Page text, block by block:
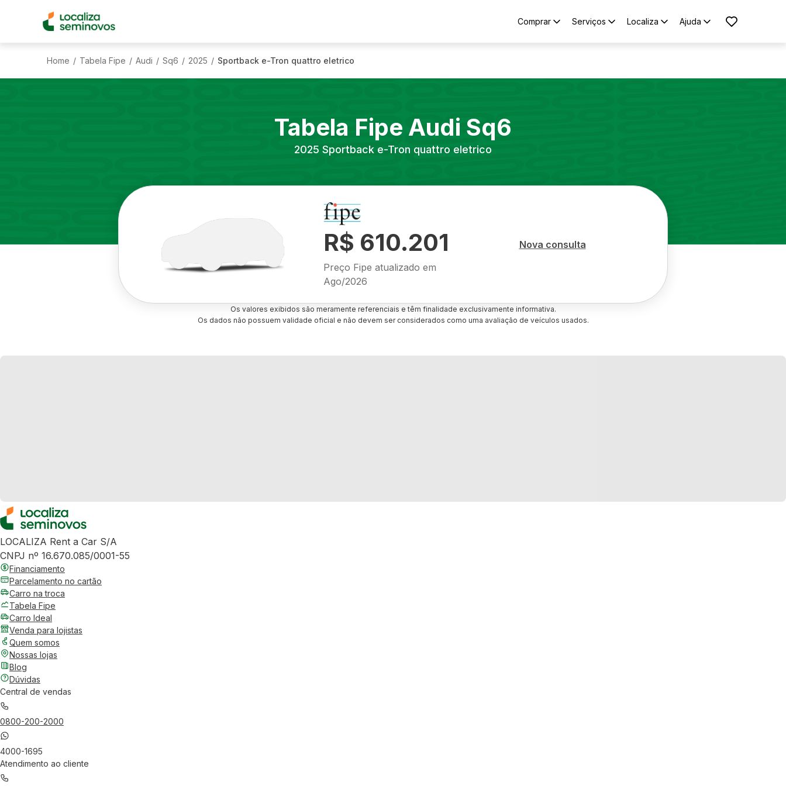
Comprar Serviços Localiza Ajuda
Home / Tabela Fipe / Audi / Sq6 / 2025 / Sportback e-Tron quattro eletrico
Tabela Fipe Audi Sq6
2025 Sportback e-Tron quattro eletrico
R$ 610.201
Preço Fipe atualizado em
Ago/2026
Nova consulta
Os valores exibidos são meramente referenciais e têm finalidade exclusivamente informativa.
Os dados não possuem validade oficial e não devem ser considerados como uma avaliação de veículos usados.
LOCALIZA Rent a Car S/A
CNPJ nº 16.670.085/0001-55
Financiamento
Parcelamento no cartão
Carro na troca
Tabela Fipe
Carro Ideal
Venda para lojistas
Quem somos
Nossas lojas
Blog
Dúvidas
Central de vendas
0800-200-2000
4000-1695
Atendimento ao cliente